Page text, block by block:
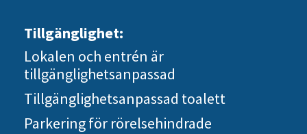
Tillgänglighet:
Lokalen och entrén är
tillgänglighetsanpassad
Tillgänglighetsanpassad toalett
Parkering för rörelsehindrade